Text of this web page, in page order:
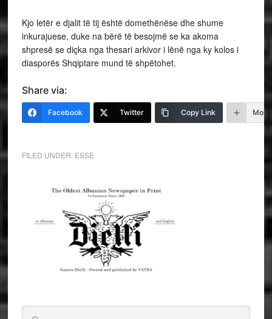
Kjo letër e djalit të tij është domethënëse dhe shume
inkurajuese, duke na bërë të besojmë se ka akoma
shpresë se diçka nga thesari arkivor i lënë nga ky kolos i
diasporës Shqiptare mund të shpëtohet.
Share via:
Facebook Twitter Copy Link More
FILED UNDER: ESSE